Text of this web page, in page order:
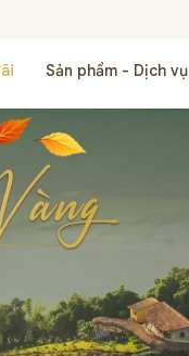
Sản phẩm - Dịch vụ